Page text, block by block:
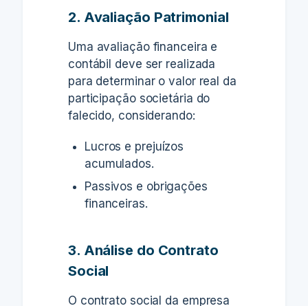
2. Avaliação Patrimonial
Uma avaliação financeira e
contábil deve ser realizada
para determinar o valor real da
participação societária do
falecido, considerando:
Lucros e prejuízos
acumulados.
Passivos e obrigações
financeiras.
3. Análise do Contrato
Social
O contrato social da empresa